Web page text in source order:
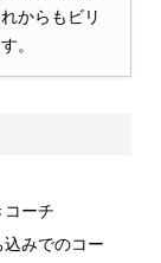
からもビリ
。
コーチ
みでのコー